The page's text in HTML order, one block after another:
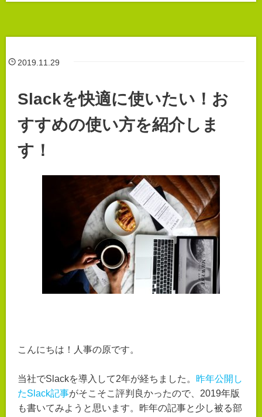
2019.11.29
Slackを快適に使いたい！お
すすめの使い方を紹介しま
す！
こんにちは！人事の原です。
当社でSlackを導入して2年が経ちました。 昨年公開し
たSlack記事がそこそこ評判良かったので、2019年版
も書いてみようと思います。昨年の記事と少し被る部